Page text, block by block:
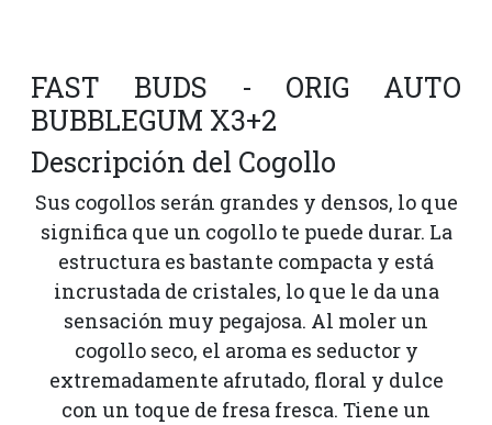
FAST BUDS - ORIG AUTO
BUBBLEGUM X3+2
Descripción del Cogollo
Sus cogollos serán grandes y densos, lo que
significa que un cogollo te puede durar. La
estructura es bastante compacta y está
incrustada de cristales, lo que le da una
sensación muy pegajosa. Al moler un
cogollo seco, el aroma es seductor y
extremadamente afrutado, floral y dulce
con un toque de fresa fresca. Tiene un